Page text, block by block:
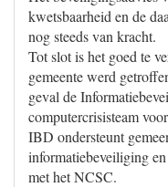
kwetsbaarheid en de
nog steeds van kracht.
Tot slot is het goed te
gemeente werd
geval de
computercrisisteam
IBD ondersteunt
informatiebeveiliging
met het NCSC.